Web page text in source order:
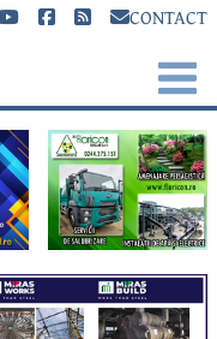
CONTACT